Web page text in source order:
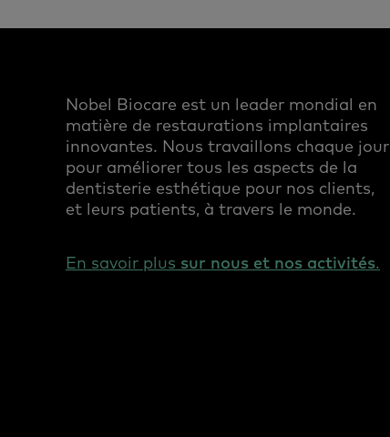
Nobel Biocare est un leader mondial en
matière de restaurations implantaires
innovantes. Nous travaillons chaque jour
pour améliorer tous les aspects de la
dentisterie esthétique pour nos clients,
et leurs patients, à travers le monde.
En savoir plus sur nous et nos activités.